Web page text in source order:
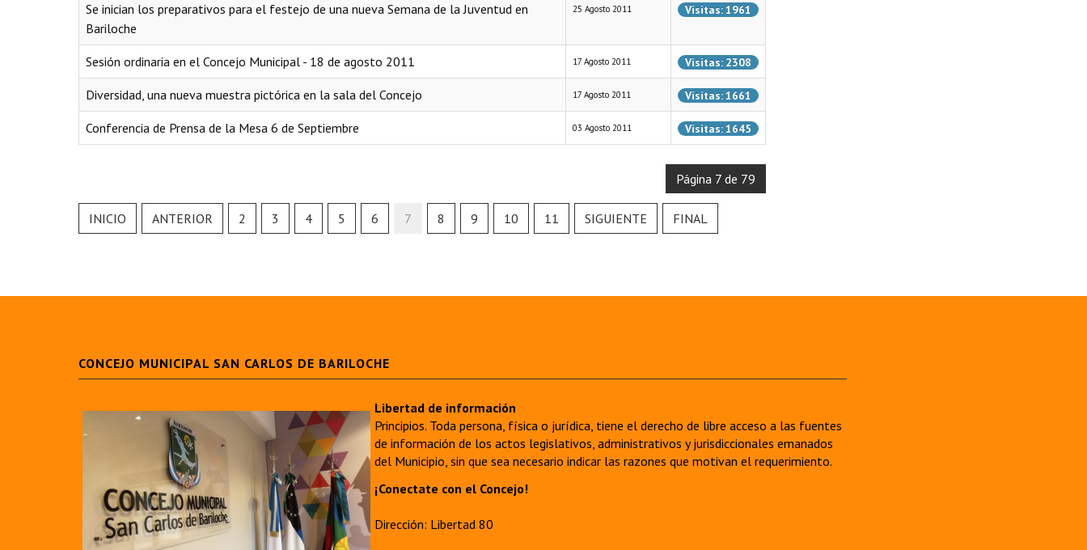
Se inician los preparativos para el festejo de una nueva Semana de la Juventud en
Bariloche
25 Agosto 2011 Visitas: 1961
Sesión ordinaria en el Concejo Municipal - 18 de agosto 2011 17 Agosto 2011 Visitas: 2308
Diversidad, una nueva muestra pictórica en la sala del Concejo 17 Agosto 2011 Visitas: 1661
Conferencia de Prensa de la Mesa 6 de Septiembre 03 Agosto 2011 Visitas: 1645
Página 7 de 79
INICIO ANTERIOR 2 3 4 5 6 7 8 9 10 11 SIGUIENTE FINAL
CONCEJO MUNICIPAL SAN CARLOS DE BARILOCHE
Libertad de información
Principios. Toda persona, física o jurídica, tiene el derecho de libre acceso a las fuentes
de información de los actos legislativos, administrativos y jurisdiccionales emanados
del Municipio, sin que sea necesario indicar las razones que motivan el requerimiento.
¡Conectate con el Concejo!
Dirección: Libertad 80